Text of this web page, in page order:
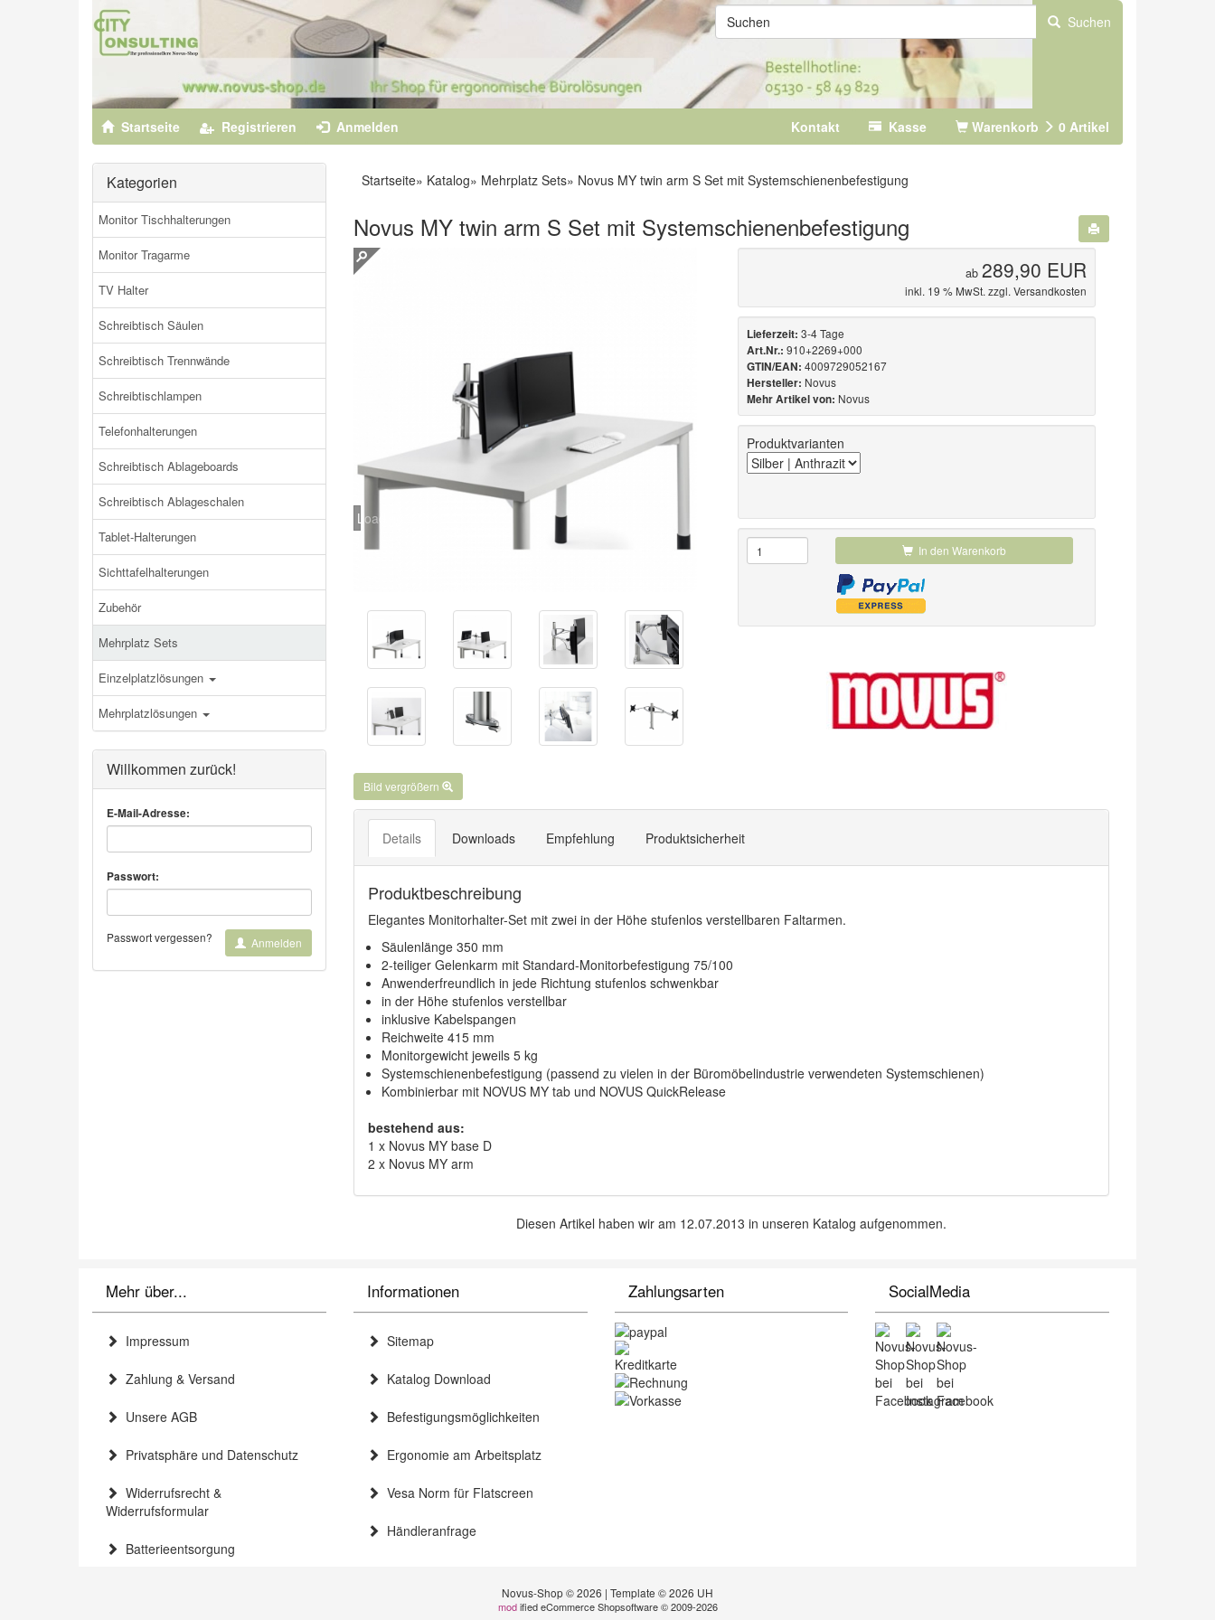
Startseite Registrieren Anmelden Kontakt Kasse Warenkorb 0 Artikel
Suchen
Kategorien
Monitor Tischhalterungen
Monitor Tragarme
TV Halter
Schreibtisch Säulen
Schreibtisch Trennwände
Schreibtischlampen
Telefonhalterungen
Schreibtisch Ablageboards
Schreibtisch Ablageschalen
Tablet-Halterungen
Sichttafelhalterungen
Zubehör
Mehrplatz Sets
Einzelplatzlösungen
Mehrplatzlösungen
Willkommen zurück!
E-Mail-Adresse:
Passwort:
Passwort vergessen? Anmelden
Startseite» Katalog» Mehrplatz Sets» Novus MY twin arm S Set mit Systemschienenbefestigung
Novus MY twin arm S Set mit Systemschienenbefestigung
Loading...
Bild vergrößern
ab 289,90 EUR
inkl. 19 % MwSt. zzgl. Versandkosten
Lieferzeit: 3-4 Tage
Art.Nr.: 910+2269+000
GTIN/EAN: 4009729052167
Hersteller: Novus
Mehr Artikel von: Novus
Produktvarianten
In den Warenkorb
Details Downloads Empfehlung Produktsicherheit
Produktbeschreibung
Elegantes Monitorhalter-Set mit zwei in der Höhe stufenlos verstellbaren Faltarmen.
Säulenlänge 350 mm
2-teiliger Gelenkarm mit Standard-Monitorbefestigung 75/100
Anwenderfreundlich in jede Richtung stufenlos schwenkbar
in der Höhe stufenlos verstellbar
inklusive Kabelspangen
Reichweite 415 mm
Monitorgewicht jeweils 5 kg
Systemschienenbefestigung (passend zu vielen in der Büromöbelindustrie verwendeten Systemschienen)
Kombinierbar mit NOVUS MY tab und NOVUS QuickRelease
bestehend aus:
1 x Novus MY base D
2 x Novus MY arm
Diesen Artikel haben wir am 12.07.2013 in unseren Katalog aufgenommen.
Mehr über...
Impressum
Zahlung & Versand
Unsere AGB
Privatsphäre und Datenschutz
Widerrufsrecht &
Widerrufsformular
Batterieentsorgung
Informationen
Sitemap
Katalog Download
Befestigungsmöglichkeiten
Ergonomie am Arbeitsplatz
Vesa Norm für Flatscreen
Händleranfrage
Zahlungsarten SocialMedia
Novus-Shop © 2026 | Template © 2026 UH
mod ified eCommerce Shopsoftware © 2009-2026